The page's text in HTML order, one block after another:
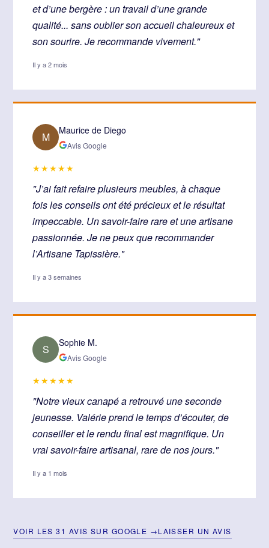
et d’une bergère : un travail d’une grande
qualité... sans oublier son accueil chaleureux et
son sourire. Je recommande vivement."
Il y a 2 mois
M Maurice de Diego
Avis Google
★★★★★
"J’ai fait refaire plusieurs meubles, à chaque
fois les conseils ont été précieux et le résultat
impeccable. Un savoir-faire rare et une artisane
passionnée. Je ne peux que recommander
l’Artisane Tapissière."
Il y a 3 semaines
S Sophie M.
Avis Google
★★★★★
"Notre vieux canapé a retrouvé une seconde
jeunesse. Valérie prend le temps d’écouter, de
conseiller et le rendu final est magnifique. Un
vrai savoir-faire artisanal, rare de nos jours."
Il y a 1 mois
VOIR LES 31 AVIS SUR GOOGLE →LAISSER UN AVIS